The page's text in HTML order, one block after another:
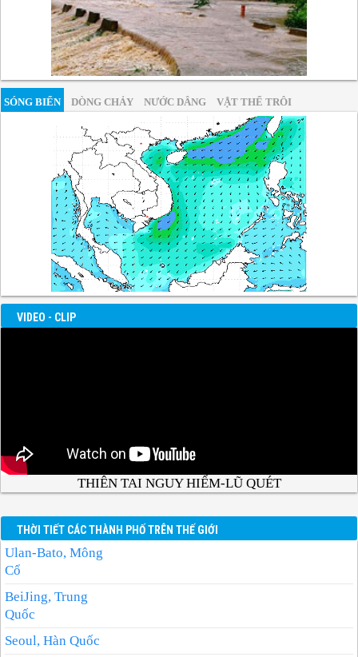
SÓNG BIỂN DÒNG CHẢY NƯỚC DÂNG VẬT THỂ TRÔI
VIDEO - CLIP
THIÊN TAI NGUY HIỂM-LŨ QUÉT
THỜI TIẾT CÁC THÀNH PHỐ TRÊN THẾ GIỚI
Ulan-Bato, Mông
Cổ
BeiJing, Trung
Quốc
Seoul, Hàn Quốc